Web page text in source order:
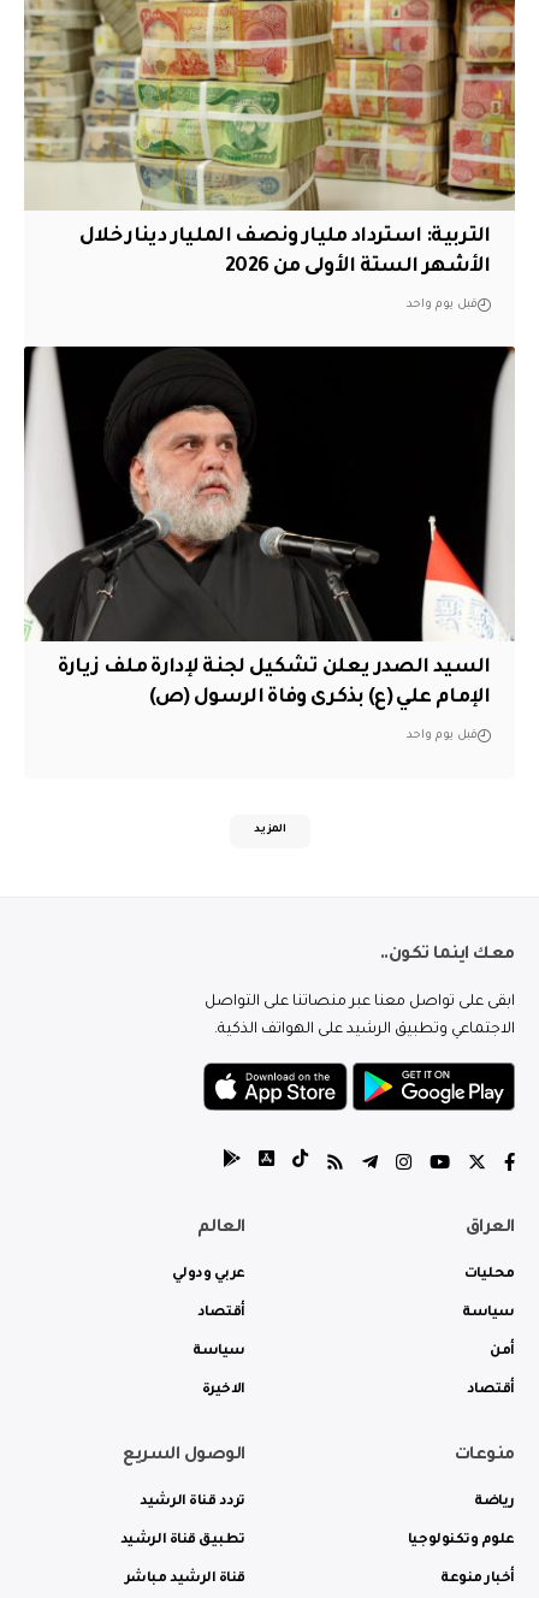
التربية: استرداد مليار ونصف المليار دينار خلال
الأشهر الستة الأولى من 2026
قبل يوم واحد
السيد الصدر يعلن تشكيل لجنة لإدارة ملف زيارة
الإمام علي (ع) بذكرى وفاة الرسول (ص)
قبل يوم واحد
المزيد
معك اينما تكون..
ابقى على تواصل معنا عبر منصاتنا على التواصل
الاجتماعي وتطبيق الرشيد على الهواتف الذكية.
العراق
محليات
سياسة
أمن
أقتصاد
العالم
عربي ودولي
أقتصاد
سياسة
الاخيرة
منوعات
رياضة
علوم وتكنولوجيا
أخبار منوعة
الوصول السريع
تردد قناة الرشيد
تطبيق قناة الرشيد
قناة الرشيد مباشر